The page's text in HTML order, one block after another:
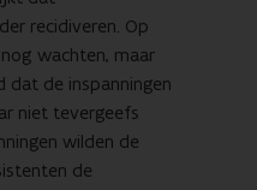
recidiveren. Op
wachten, maar
dat de inspanningen
niet tevergeefs
wilden de
de